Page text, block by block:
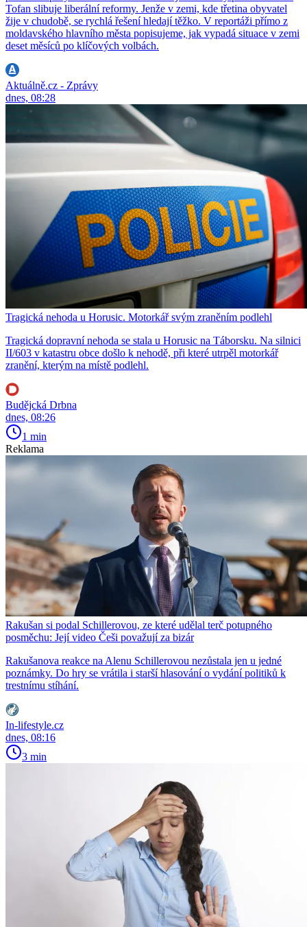
Tofan slibuje liberální reformy. Jenže v zemi, kde třetina obyvatel
žije v chudobě, se rychlá řešení hledají těžko. V reportáži přímo z
moldavského hlavního města popisujeme, jak vypadá situace v zemi
deset měsíců po klíčových volbách.
Aktuálně.cz - Zprávy
dnes, 08:28
Tragická nehoda u Horusic. Motorkář svým zraněním podlehl
Tragická dopravní nehoda se stala u Horusic na Táborsku. Na silnici
II/603 v katastru obce došlo k nehodě, při které utrpěl motorkář
zranění, kterým na místě podlehl.
Budějcká Drbna
dnes, 08:26
1 min
Reklama
Rakušan si podal Schillerovou, ze které udělal terč potupného
posměchu: Její video Češi považují za bizár
Rakušanova reakce na Alenu Schillerovou nezůstala jen u jedné
poznámky. Do hry se vrátila i starší hlasování o vydání politiků k
trestnímu stíhání.
In-lifestyle.cz
dnes, 08:16
3 min